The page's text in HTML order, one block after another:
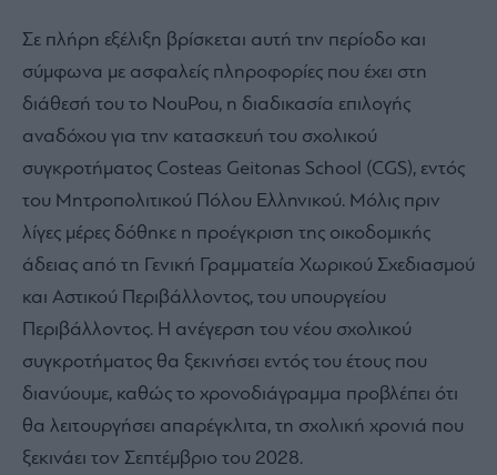
Σε πλήρη εξέλιξη βρίσκεται αυτή την περίοδο και
σύμφωνα με ασφαλείς πληροφορίες που έχει στη
διάθεσή του το NouPou, η διαδικασία επιλογής
αναδόχου για την κατασκευή του σχολικού
συγκροτήματος Costeas Geitonas School (CGS), εντός
του Μητροπολιτικού Πόλου Ελληνικού. Μόλις πριν
λίγες μέρες δόθηκε η προέγκριση της οικοδομικής
άδειας από τη Γενική Γραμματεία Χωρικού Σχεδιασμού
και Αστικού Περιβάλλοντος, του υπουργείου
Περιβάλλοντος. Η ανέγερση του νέου σχολικού
συγκροτήματος θα ξεκινήσει εντός του έτους που
διανύουμε, καθώς το χρονοδιάγραμμα προβλέπει ότι
θα λειτουργήσει απαρέγκλιτα, τη σχολική χρονιά που
ξεκινάει τον Σεπτέμβριο του 2028.